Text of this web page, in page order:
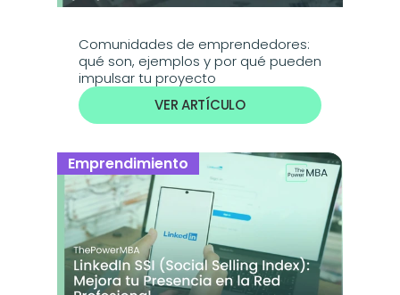
Comunidades de emprendedores:
qué son, ejemplos y por qué pueden
impulsar tu proyecto
VER ARTÍCULO
Emprendimiento